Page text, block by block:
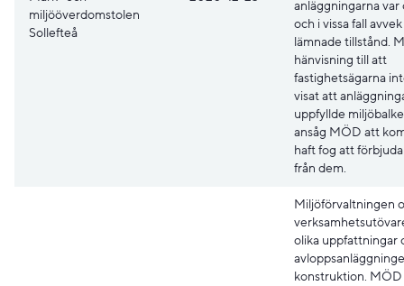
miljööverdomstolen
Sollefteå
anläggningarna var
och i vissa fall
lämnade tillstånd.
hänvisning till att
fastighetsägarna
visat att
uppfyllde
ansåg MÖD att
haft fog att
från dem.
Miljöförvaltningen
olika uppfattningar
konstruktion. MÖD